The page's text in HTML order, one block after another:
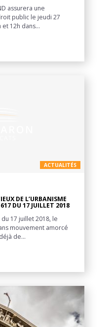
assurera une
public le jeudi 27
12h dans…
ACTUALITÉS
DE L’URBANISME
DU 17 JUILLET 2018
17 juillet 2018, le
mouvement amorcé
de…